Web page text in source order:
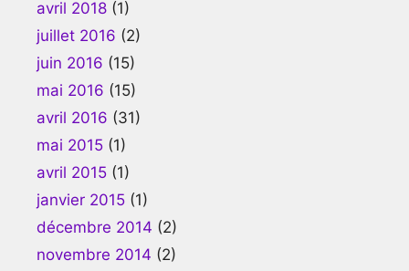
avril 2018 (1)
juillet 2016 (2)
juin 2016 (15)
mai 2016 (15)
avril 2016 (31)
mai 2015 (1)
avril 2015 (1)
janvier 2015 (1)
décembre 2014 (2)
novembre 2014 (2)